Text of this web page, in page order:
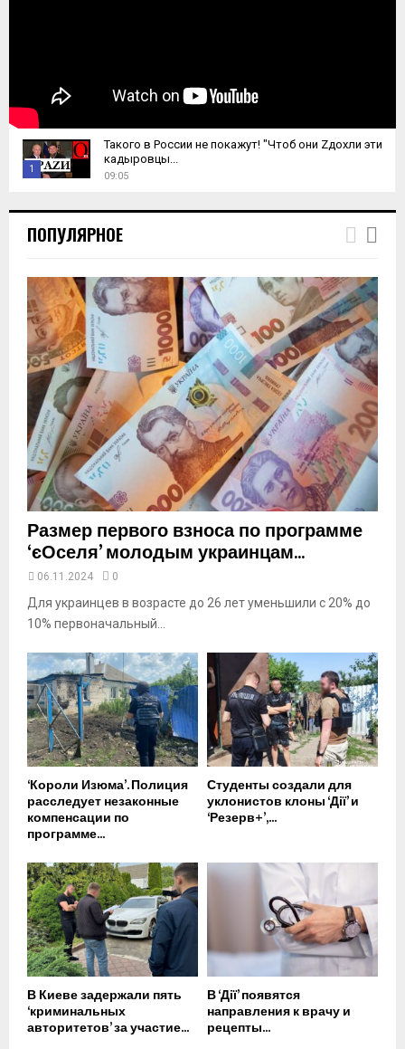
1
h
u
a
y
u
e
Такого в России не покажут! "Чтоб они Zдохли эти
кадыровцы...
09:05
ПОПУЛЯРНОЕ
Размер первого взноса по программе
‘єОселя’ молодым украинцам...
06.11.2024 0
Для украинцев в возрасте до 26 лет уменьшили с 20% до
10% первоначальный...
‘Короли Изюма’. Полиция
расследует незаконные
компенсации по
программе...
Студенты создали для
уклонистов клоны ‘Дії’ и
‘Резерв+’,...
В Киеве задержали пять
‘криминальных
авторитетов’ за участие...
В ‘Дії’ появятся
направления к врачу и
рецепты...